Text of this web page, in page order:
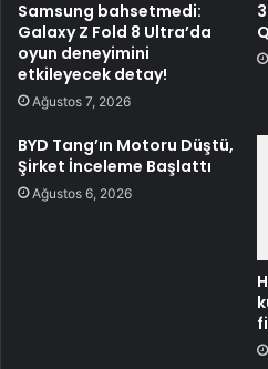
Samsung bahsetmedi:
Galaxy Z Fold 8 Ultra’da
oyun deneyimini
etkileyecek detay!
Ağustos 7, 2026
BYD Tang’ın Motoru Düştü,
Şirket İnceleme Başlattı
Ağustos 6, 2026